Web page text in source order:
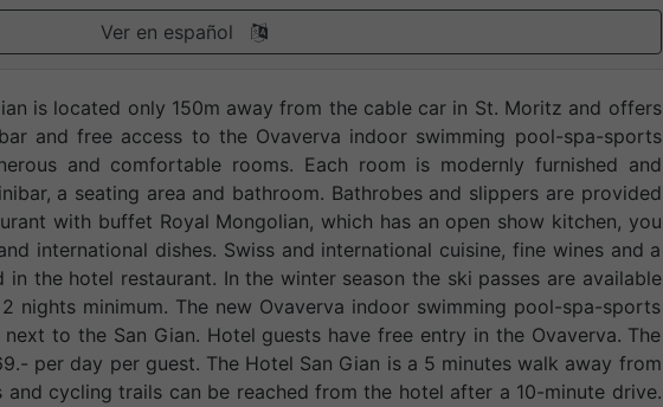
Ver en español
is located only 150m away from the cable car in St. Moritz and offers
and free access to the Ovaverva indoor swimming pool-spa-sports
and comfortable rooms. Each room is modernly furnished and
a seating area and bathroom. Bathrobes and slippers are provided
with buffet Royal Mongolian, which has an open show kitchen, you
international dishes. Swiss and international cuisine, fine wines and a
the hotel restaurant. In the winter season the ski passes are available
nights minimum. The new Ovaverva indoor swimming pool-spa-sports
to the San Gian. Hotel guests have free entry in the Ovaverva. The
per day per guest. The Hotel San Gian is a 5 minutes walk away from
cycling trails can be reached from the hotel after a 10-minute drive.